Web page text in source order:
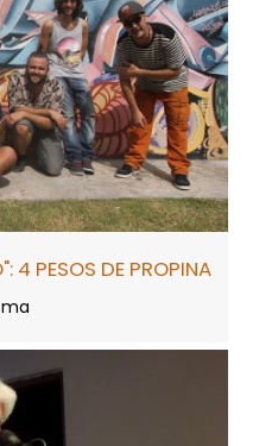
4 PESOS DE PROPINA